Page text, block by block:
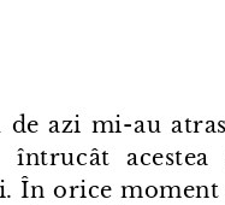
de azi mi⁠-⁠au
întrucât
În orice